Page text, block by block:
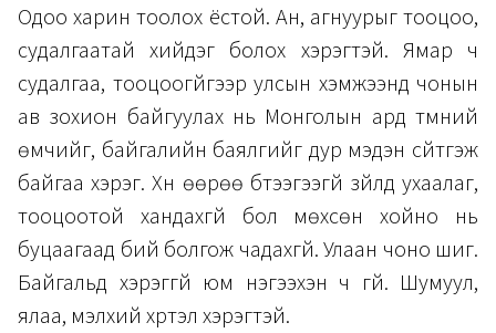
Одоо харин тоолох ёстой. Ан, агнуурыг тооцоо,
судалгаатай хийдэг болох хэрэгтэй. Ямар ч
судалгаа, тооцоогүйгээр улсын хэмжээнд чонын
ав зохион байгуулах нь Монголын ард түмний
өмчийг, байгалийн баялгийг дур мэдэн сүйтгэж
байгаа хэрэг. Хүн өөрөө бүтээгээгүй зүйлд ухаалаг,
тооцоотой хандахгүй бол мөхсөн хойно нь
буцаагаад бий болгож чадахгүй. Улаан чоно шиг.
Байгальд хэрэггүй юм нэгээхэн ч үгүй. Шумуул,
ялаа, мэлхий хүртэл хэрэгтэй.